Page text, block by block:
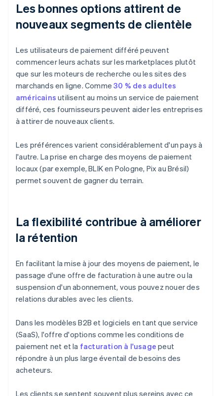
Les bonnes options attirent de
nouveaux segments de clientèle
Les utilisateurs de paiement différé peuvent
commencer leurs achats sur les marketplaces plutôt
que sur les moteurs de recherche ou les sites des
marchands en ligne. Comme30 % des adultes
américains utilisent au moins un service de paiement
différé, ces fournisseurs peuvent aider les entreprises
à attirer de nouveaux clients.
Les préférences varient considérablement d'un pays à
l'autre. La prise en charge des moyens de paiement
locaux (par exemple, BLIK en Pologne, Pix au Brésil)
permet souvent de gagner du terrain.
La flexibilité contribue à améliorer
la rétention
En facilitant la mise à jour des moyens de paiement, le
passage d'une offre de facturation à une autre ou la
suspension d'un abonnement, vous pouvez nouer des
relations durables avec les clients.
Dans les modèles B2B et logiciels en tant que service
(SaaS), l'offre d'options comme les conditions de
paiement net et la facturation à l'usage peut
répondre à un plus large éventail de besoins des
acheteurs.
Les clients se sentent souvent plus sereins avec ce